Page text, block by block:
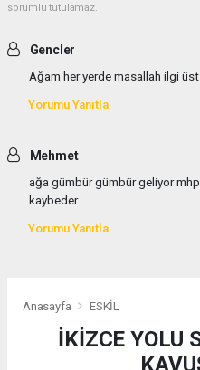
sorumlu tutulamaz.
Gencler
Ağam her yerde masallah ilgi
Yorumu Yanıtla
Mehmet
ağa gümbür gümbür geliyor
kaybeder
Yorumu Yanıtla
Anasayfa ESKİL
İKİZCE YOLU